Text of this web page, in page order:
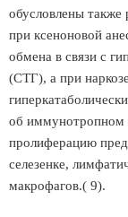
обусловлены
при ксеноновой
обмена в связи с
(СТГ), а при
об иммунотропном
пролиферацию
селезенке,
макрофагов.( 9).